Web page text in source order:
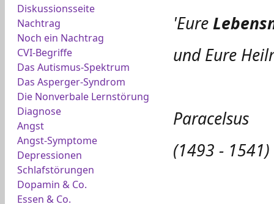
Diskussionsseite
Nachtrag
Noch ein Nachtrag
CVI-Begriffe
Das Autismus-Spektrum
Das Asperger-Syndrom
Die Nonverbale Lernstörung
Diagnose
Angst
Angst-Symptome
Depressionen
Schlafstörungen
Dopamin & Co.
Essen & Co.
'Eure
und Eure
Paracelsus
(1493 - 1541)